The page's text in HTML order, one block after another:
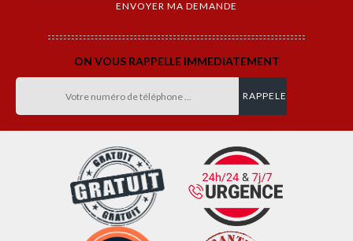
ON VOUS RAPPELLE IMMEDIATEMENT